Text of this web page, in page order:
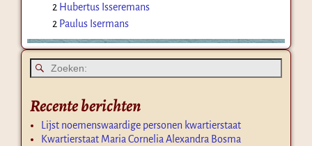
2 Hubertus Isseremans
2 Paulus Isermans
Recente berichten
Lijst noemenswaardige personen kwartierstaat
Kwartierstaat Maria Cornelia Alexandra Bosma